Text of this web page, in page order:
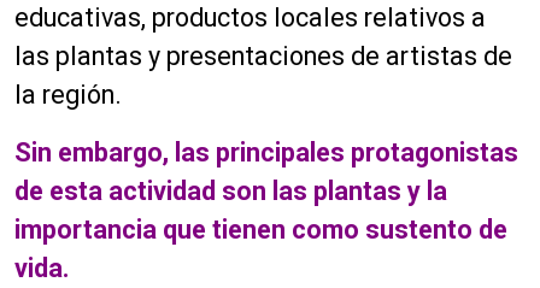
educativas, productos locales relativos a
las plantas y presentaciones de artistas de
la región.
Sin embargo, las principales protagonistas
de esta actividad son las plantas y la
importancia que tienen como sustento de
vida.